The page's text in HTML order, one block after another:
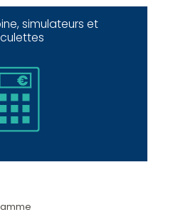
simulateurs et